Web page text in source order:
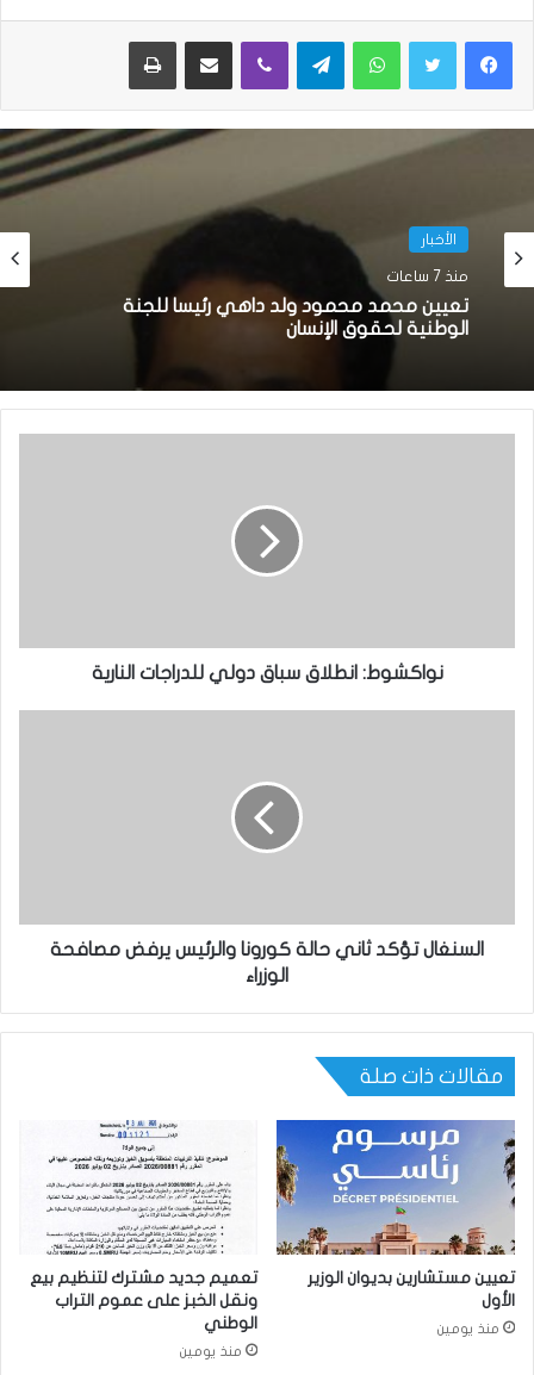
واتساب تيلقرام ڤايبر مشاركة عبر البريد طباعة
الأخبار
منذ 7 ساعات
تعيين محمد محمود ولد داهي رئيسا للجنة
الوطنية لحقوق الإنسان
نواكشوط: انطلاق سباق دولي للدراجات النارية
السنغال تؤكد ثاني حالة كورونا والرئيس يرفض مصافحة
الوزراء
مقالات ذات صلة
تعيين مستشارين بديوان الوزير
الأول
منذ يومين
تعميم جديد مشترك لتنظيم بيع
ونقل الخبز على عموم التراب
الوطني
منذ يومين